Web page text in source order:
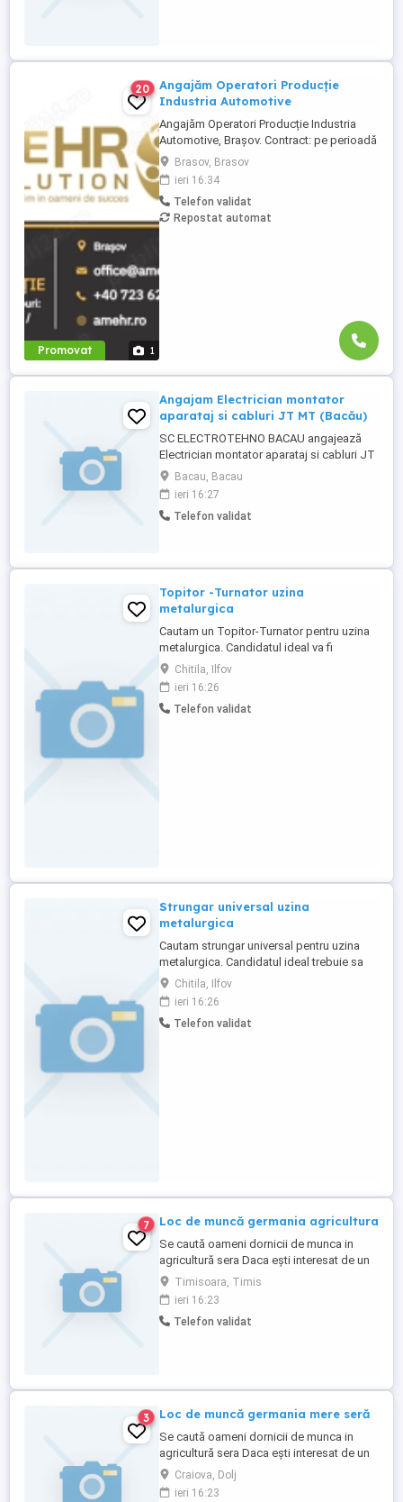
Promovat 1
20
Angajăm Operatori Producție
Industria Automotive
Angajăm Operatori Producție Industria
Automotive, Brașov. Contract: pe perioadă
nedeterminată Program: 3 schimburi:
06:00 14:30 14:30 23:00 23:00 06:00
Cerințe: Minim 8 clase Disponibilitate de a
lucra în 3 schimburi Ce oferim: Pachet
salarial discutat în cadrul interviului Prime
Brasov, Brasov
ieri 16:34
Telefon validat
Repostat automat
Angajam Electrician montator
aparataj si cabluri JT MT (Bacău)
SC ELECTROTEHNO BACAU angajează
Electrician montator aparataj si cabluri JT
MT Ce vei face în acest rol? Asamblezi și
echipezi tablouri electrice JT MT (joasă
tensiune medie tensiune) in posturi de
transformare, posturi de conexiune,
Bacau, Bacau
ieri 16:27
Telefon validat
Topitor -Turnator uzina
metalurgica
Cautam un Topitor-Turnator pentru uzina
metalurgica. Candidatul ideal va fi
responsabil de topirea metalelor si
turnarea acestora in forme, respectand
specificatiile tehnice si standardele de
calitate. Responsabilitati: * Pregatirea
Chitila, Ilfov
ieri 16:26
Telefon validat
Strungar universal uzina
metalurgica
Cautam strungar universal pentru uzina
metalurgica. Candidatul ideal trebuie sa
aiba experienta relevanta in operarea
strungurilor universale, inclusiv in
prelucrarea pieselor metalice conform
desenelor tehnice. Responsabilitatile
Chitila, Ilfov
ieri 16:26
Telefon validat
7 Loc de muncă germania agricultura
Se caută oameni dornicii de munca in
agricultură sera Daca ești interesat de un
loc de muncă în industria agriculturii va
putem oferii -Se lucrează de luni până
sâmbătă 8 ore pe zi - Se lucrează la
cules mere cules castraveți - Se oferă
Timisoara, Timis
ieri 16:23
Telefon validat
3 Loc de muncă germania mere seră
Se caută oameni dornicii de munca in
agricultură sera Daca ești interesat de un
loc de muncă în industria agriculturii va
putem oferii -Se lucrează de luni până
Craiova, Dolj
ieri 16:23